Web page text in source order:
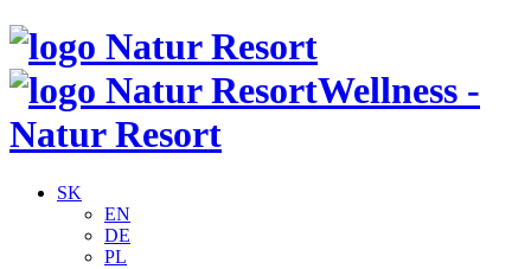
Wellness -
Natur Resort
SK
EN
DE
PL